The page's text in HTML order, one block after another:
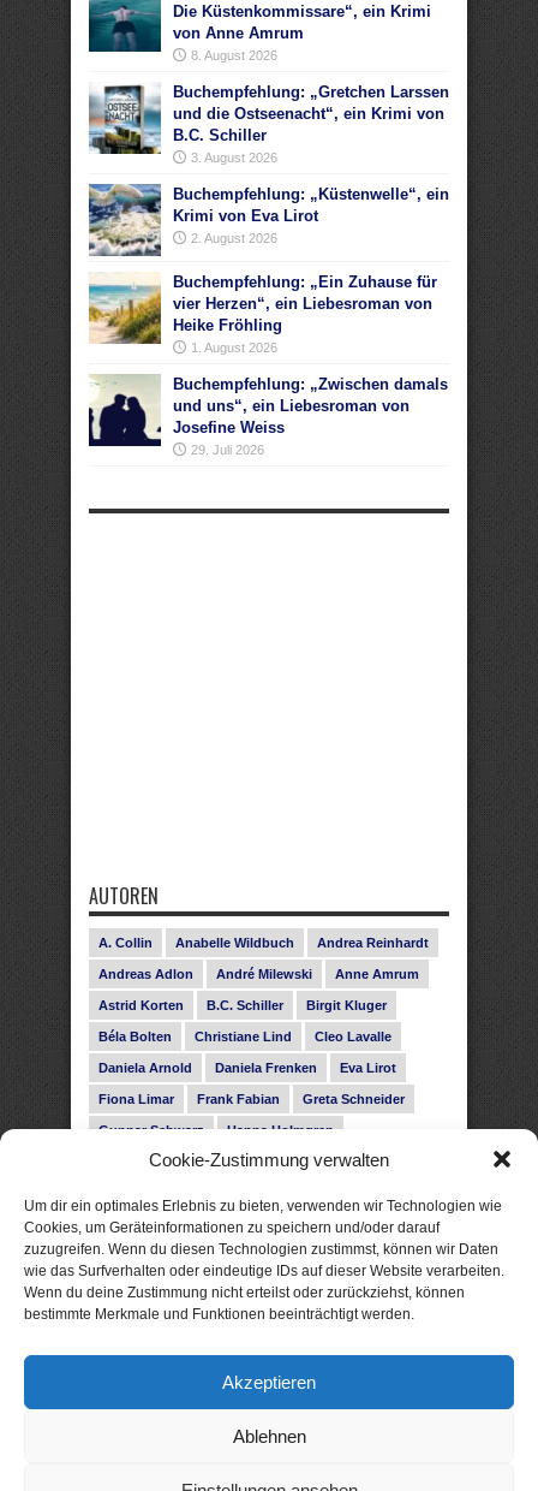
Cookie-Zustimmung verwalten
Um dir ein optimales Erlebnis zu bieten, verwenden wir Technologien wie
Cookies, um Geräteinformationen zu speichern und/oder darauf
zuzugreifen. Wenn du diesen Technologien zustimmst, können wir Daten
wie das Surfverhalten oder eindeutige IDs auf dieser Website verarbeiten.
Wenn du deine Zustimmung nicht erteilst oder zurückziehst, können
bestimmte Merkmale und Funktionen beeinträchtigt werden.
Akzeptieren
Ablehnen
Die Küstenkommissare“, ein Krimi
von Anne Amrum
8. August 2026
Buchempfehlung: „Gretchen Larssen
und die Ostseenacht“, ein Krimi von
B.C. Schiller
3. August 2026
Buchempfehlung: „Küstenwelle“, ein
Krimi von Eva Lirot
2. August 2026
Buchempfehlung: „Ein Zuhause für
vier Herzen“, ein Liebesroman von
Heike Fröhling
1. August 2026
Buchempfehlung: „Zwischen damals
und uns“, ein Liebesroman von
Josefine Weiss
29. Juli 2026
AUTOREN
A. Collin Anabelle Wildbuch Andrea Reinhardt
Andreas Adlon André Milewski Anne Amrum
Astrid Korten B.C. Schiller Birgit Kluger
Béla Bolten Christiane Lind Cleo Lavalle
Daniela Arnold Daniela Frenken Eva Lirot
Fiona Limar Frank Fabian Greta Schneider
Gunnar Schwarz Hanna Holmgren
Heike Fröhling Ina Glahe Ivo Pala J. Vellguth
Leonie Haubrich Lilly Labord Livia Pipes
Malin Blunk Marcus Hünnebeck Martin Krist
Melisa Schwermer Nele Bruun Nika Lubitsch
Noah Fitz Nora Amelie René Junge
Subina Giuletti